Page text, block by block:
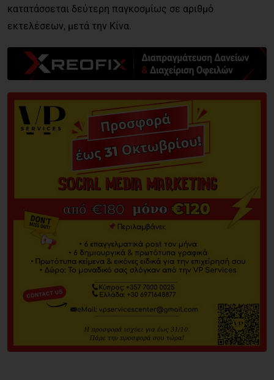
κατατάσσεται δεύτερη παγκοσμίως σε αριθμό
εκτελέσεων, μετά την Κίνα.